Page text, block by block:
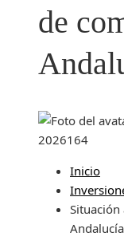
de
2026164
Inicio
Situación
Andalucía